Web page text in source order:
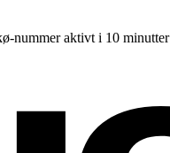
nummer aktivt i 10 minutter